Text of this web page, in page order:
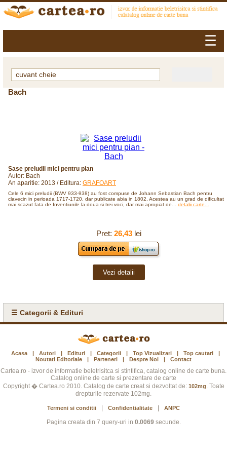
☰
Bach
Sase preludii mici pentru pian
Autor: Bach
An aparitie: 2013 / Editura: GRAFOART
Cele 6 mici preludii (BWV 933-938) au fost compuse de Johann Sebastian Bach pentru
clavecin in perioada 1717-1720, dar publicate abia in 1802. Acestea au un grad de dificultate
mai scazut fata de Inventiunile la doua si trei voci, dar mai apropiat de... detalii carte...
Pret: 26,43lei
Vezi detalii
☰ Categorii & Edituri
Acasa | Autori | Edituri | Categorii | Top Vizualizari | Top cautari
|
Noutati Editoriale
| Parteneri | Despre Noi | Contact
Cartea.ro - izvor de informatie beletrisitca si stintifica, catalog online de carte buna.
Catalog online de carte si prezentare de carte
Copyright � Cartea.ro 2010. Catalog de carte creat si dezvoltat de: 102mg. Toate
drepturile rezervate 102mg.
Termeni si conditii Confidentialitate ANPC
Pagina creata din 7 query-uri in 0.0069secunde.